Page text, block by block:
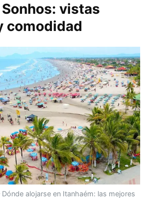
vistas
comodidad
alojarse en Itanhaém: las mejores